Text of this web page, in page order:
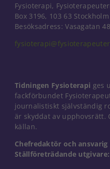
Fysioterapi,
Box 3196, 103 63 Stockholm
Besöksadress: Vasagatan
Tidningen Fysioterapi ges
fackförbundet
journalistiskt självständig
är skyddat av upphovsrätt.
källan.
Chefredaktör och ansvarig
Ställföreträdande utgivare: